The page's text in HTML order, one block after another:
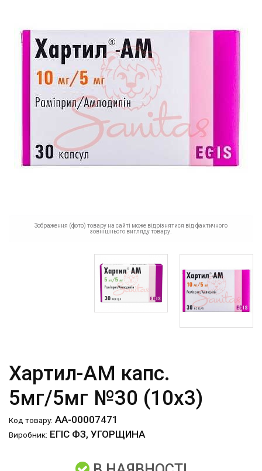
Зображення (фото) товару на сайті може відрізнятися від фактичного
зовнішнього вигляду товару.
Хартил-АМ капс.
5мг/5мг №30 (10х3)
Код товару: АА-00007471
Виробник: ЕГІС ФЗ, УГОРЩИНА